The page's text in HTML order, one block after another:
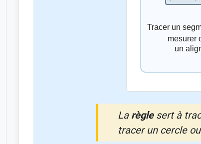
La règlesert à
tracer un cercle